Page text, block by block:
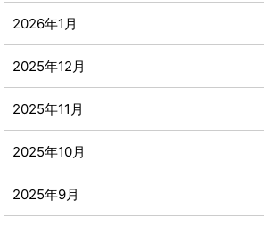
2026年1月
2025年12月
2025年11月
2025年10月
2025年9月